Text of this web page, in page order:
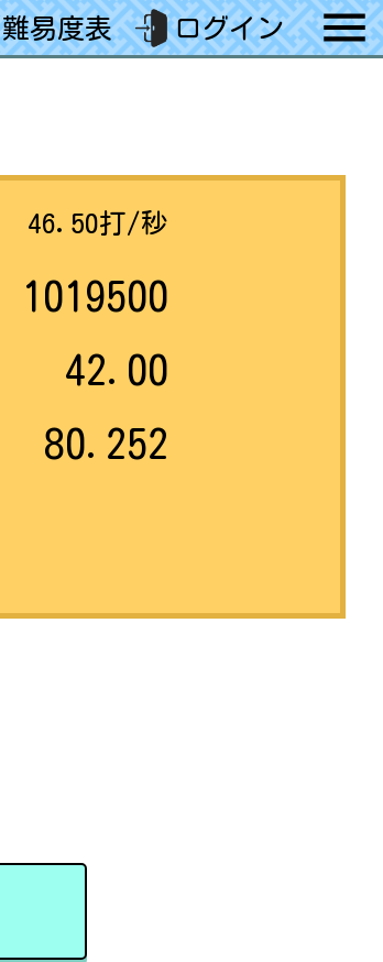
難易度表 ログイン
46.50打/秒
1019500
42.00
80.252